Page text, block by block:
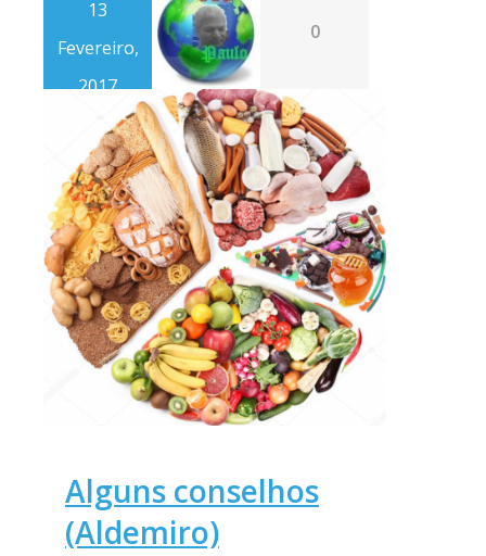
13
Fevereiro,
2017
0
Alguns conselhos
(Aldemiro)